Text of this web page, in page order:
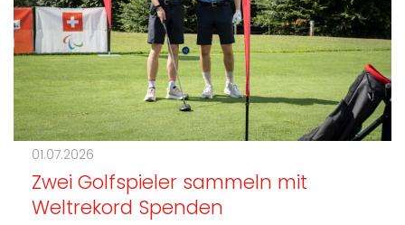
01.07.2026
Zwei Golfspieler sammeln mit
Weltrekord Spenden